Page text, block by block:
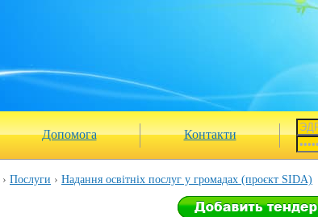
Допомога Контакти
Послуги Надання освітніх послуг у громадах (проєкт SIDA)